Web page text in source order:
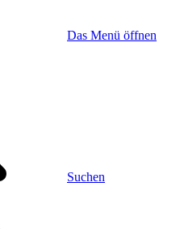
Das Menü öffnen
Suchen